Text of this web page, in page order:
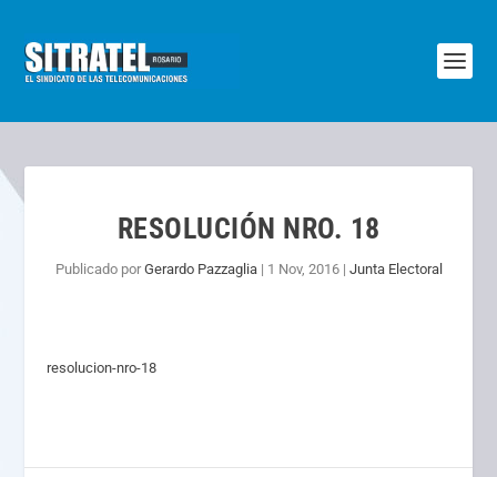
RESOLUCIÓN NRO. 18
Publicado porGerardo Pazzaglia| 1 Nov, 2016| Junta Electoral
resolucion-nro-18